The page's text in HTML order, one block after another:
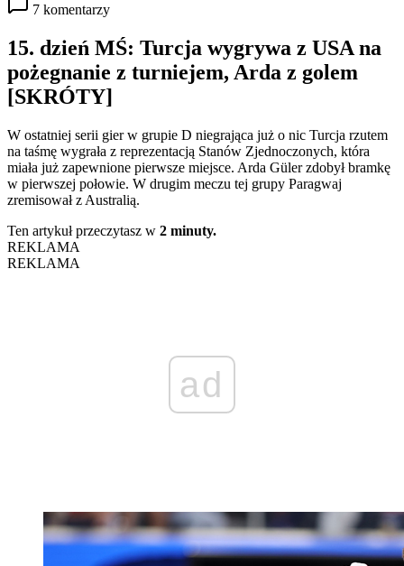
7 komentarzy
15. dzień MŚ: Turcja wygrywa z USA na
pożegnanie z turniejem, Arda z golem
[SKRÓTY]
W ostatniej serii gier w grupie D niegrająca już o nic Turcja rzutem
na taśmę wygrała z reprezentacją Stanów Zjednoczonych, która
miała już zapewnione pierwsze miejsce. Arda Güler zdobył bramkę
w pierwszej połowie. W drugim meczu tej grupy Paragwaj
zremisował z Australią.
Ten artykuł przeczytasz w 2 minuty.
REKLAMA
REKLAMA
ad